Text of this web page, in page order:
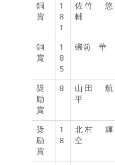
銅
賞
1
8
1
佐竹 悠
輔
銅
賞
1
8
5
磯前 華
奨
励
賞
8
山田 航
平
奨
励
賞
1
8
北村 輝
空